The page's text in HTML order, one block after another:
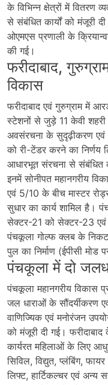
के विभिन्न क्षेत्रों में वितरण
से संबंधित कार्यों को मंजूरी
ओएमएस प्रणाली के
की गई।
फरीदाबाद,
विकास
फरीदाबाद एवं गुरुग्राम में
स्टेशनों से जुड़े 11 केवी शहरी
अवसंरचना के सुदृढ़ीकरण एवं
को री-टेंडर करने का निर्णय
आधारभूत संरचना से संबंधित
इनमें सोनीपत महानगरीय
एवं 5/10 के बीच मास्टर
सुधार का कार्य शामिल है।
सेक्टर-21 को सेक्टर-23
पंचकूला गोल्फ क्लब के
पुल का निर्माण (ईपीसी मोड
पंचकूला में दो
पंचकूला महानगरीय विकास
जल धाराओं के सौंदर्यीकरण
वाणिज्यिक एवं मनोरंजन
को मंजूरी दी गई।
कार्यरत महिलाओं के लिए
सिविल, विद्युत, प्लंबिंग,
लिफ्ट, हार्टिकल्चर एवं अन्य